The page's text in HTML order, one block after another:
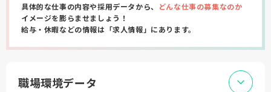
具体的な仕事の内容や採用データから、
どんな仕事の募集なのか
イメージを膨らませましょう！
給与・休暇などの情報は「求人情報」にあります。
職場環境データ